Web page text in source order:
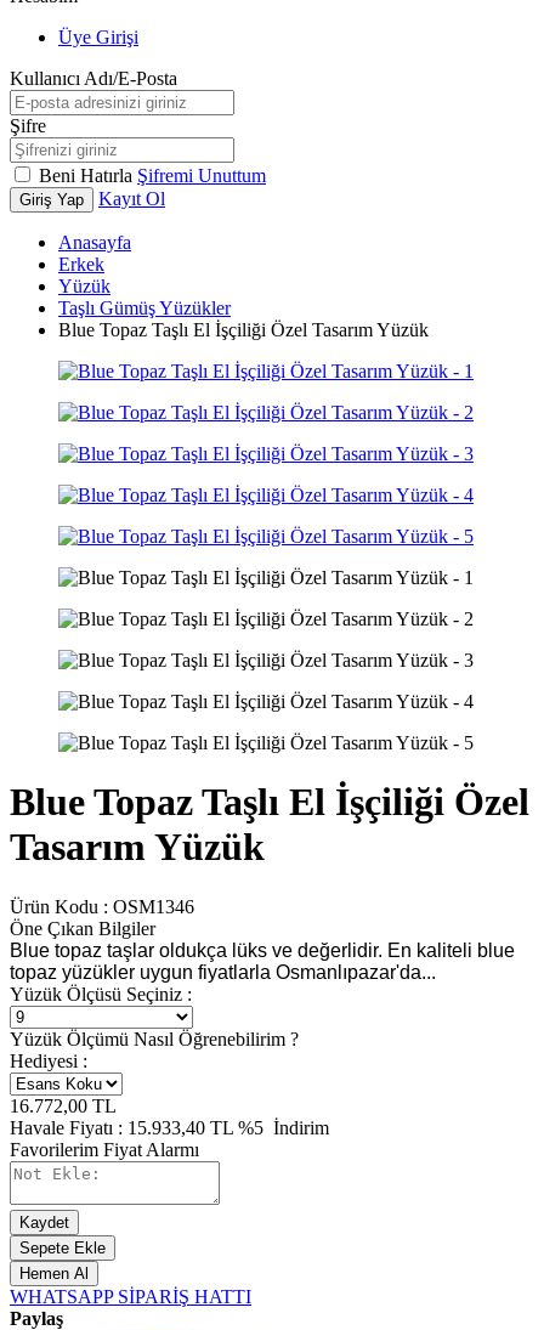
Üye Girişi
Kullanıcı Adı/E-Posta
Şifre
Beni Hatırla Şifremi Unuttum
Giriş Yap Kayıt Ol
Anasayfa
Erkek
Yüzük
Taşlı Gümüş Yüzükler
Blue Topaz Taşlı El İşçiliği Özel Tasarım Yüzük
Blue Topaz Taşlı El İşçiliği Özel
Tasarım Yüzük
Ürün Kodu : OSM1346
Öne Çıkan Bilgiler
Blue topaz taşlar oldukça lüks ve değerlidir. En kaliteli blue
topaz yüzükler uygun fiyatlarla Osmanlıpazar'da...
Yüzük Ölçüsü Seçiniz :
Yüzük Ölçümü Nasıl Öğrenebilirim ?
Hediyesi :
16.772,00 TL
Havale Fiyatı : 15.933,40 TL %5 İndirim
Favorilerim Fiyat Alarmı
Kaydet
Sepete Ekle
Hemen Al
WHATSAPP SİPARİŞ HATTI
Paylaş